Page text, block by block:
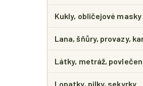
Kukly, obličejové masky
Lana, šňůry, provazy,
Látky, metráž,
Lopatky, pilky, sekyrky